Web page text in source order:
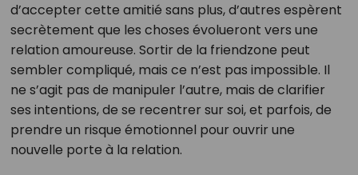
d’accepter cette amitié sans plus, d’autres espèrent
secrètement que les choses évolueront vers une
relation amoureuse. Sortir de la friendzone peut
sembler compliqué, mais ce n’est pas impossible. Il
ne s’agit pas de manipuler l’autre, mais de clarifier
ses intentions, de se recentrer sur soi, et parfois, de
prendre un risque émotionnel pour ouvrir une
nouvelle porte à la relation.